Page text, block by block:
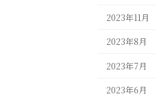
2023年11月
2023年8月
2023年7月
2023年6月